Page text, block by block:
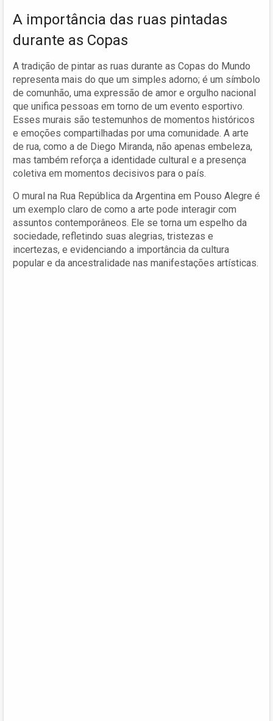
A importância das ruas pintadas
durante as Copas
A tradição de pintar as ruas durante as Copas do Mundo
representa mais do que um simples adorno; é um símbolo
de comunhão, uma expressão de amor e orgulho nacional
que unifica pessoas em torno de um evento esportivo.
Esses murais são testemunhos de momentos históricos
e emoções compartilhadas por uma comunidade. A arte
de rua, como a de Diego Miranda, não apenas embeleza,
mas também reforça a identidade cultural e a presença
coletiva em momentos decisivos para o país.
O mural na Rua República da Argentina em Pouso Alegre é
um exemplo claro de como a arte pode interagir com
assuntos contemporâneos. Ele se torna um espelho da
sociedade, refletindo suas alegrias, tristezas e
incertezas, e evidenciando a importância da cultura
popular e da ancestralidade nas manifestações artísticas.